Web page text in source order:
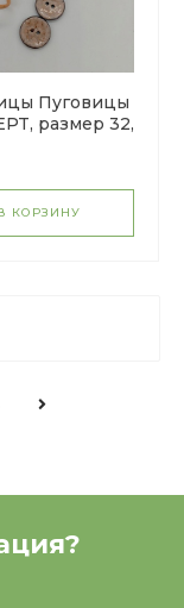
Пуговицы
размер 32,
КОРЗИНУ